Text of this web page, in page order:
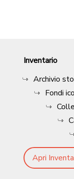
Inventario
Archivio
Fondi
Apri